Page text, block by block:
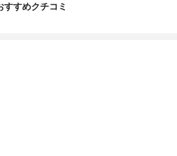
すすめクチコミ